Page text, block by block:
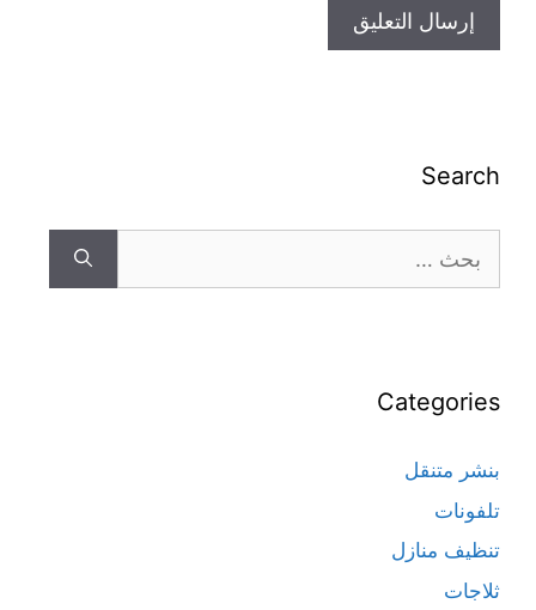
Search
Categories
بنشر متنقل
تلفونات
تنظيف منازل
ثلاجات